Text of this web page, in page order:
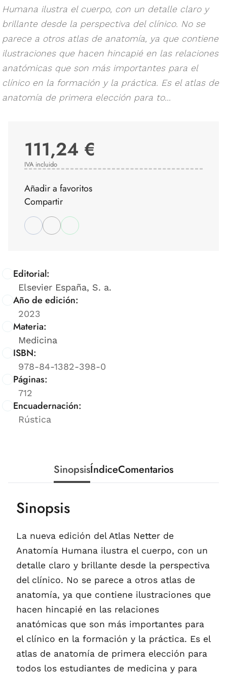
Humana ilustra el cuerpo, con un detalle claro y
brillante desde la perspectiva del clínico. No se
parece a otros atlas de anatomía, ya que contiene
ilustraciones que hacen hincapié en las relaciones
anatómicas que son más importantes para el
clínico en la formación y la práctica. Es el atlas de
anatomía de primera elección para to...
Editorial:
Elsevier España, S. a.
Año de edición:
2023
Materia:
Medicina
ISBN:
978-84-1382-398-0
Páginas:
712
Encuadernación:
Rústica
111,24 €
IVA incluido
Añadir a favoritos
Compartir
SinopsisÍndiceComentarios
Sinopsis
La nueva edición del Atlas Netter de
Anatomía Humana ilustra el cuerpo, con un
detalle claro y brillante desde la perspectiva
del clínico. No se parece a otros atlas de
anatomía, ya que contiene ilustraciones que
hacen hincapié en las relaciones
anatómicas que son más importantes para
el clínico en la formación y la práctica. Es el
atlas de anatomía de primera elección para
todos los estudiantes de medicina y para